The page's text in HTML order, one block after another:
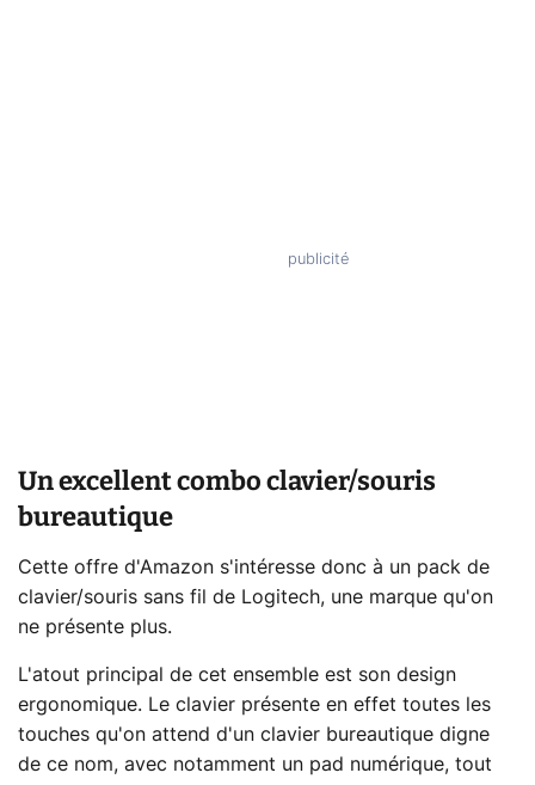
Un excellent combo clavier/souris
bureautique
Cette offre d'Amazon s'intéresse donc à un pack de
clavier/souris sans fil de Logitech, une marque qu'on
ne présente plus.
L'atout principal de cet ensemble est son design
ergonomique. Le clavier présente en effet toutes les
touches qu'on attend d'un clavier bureautique digne
de ce nom, avec notamment un pad numérique, tout